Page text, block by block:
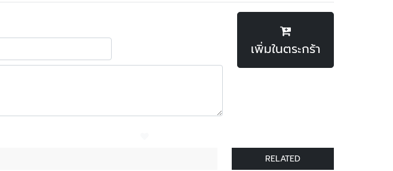
เพิ่มในตระกร้า
RELATED